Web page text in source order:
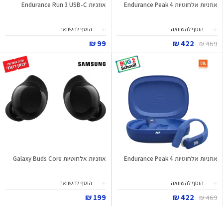
אוזניות אלחוטיות Endurance Peak 4
הוסף להשוואה
469 ₪
422 ₪
אוזניות Endurance Run 3 USB-C
הוסף להשוואה
99 ₪
אוזניות אלחוטיות Endurance Peak 4
הוסף להשוואה
469 ₪
422 ₪
אוזניות אלחוטיות Galaxy Buds Core
הוסף להשוואה
199 ₪